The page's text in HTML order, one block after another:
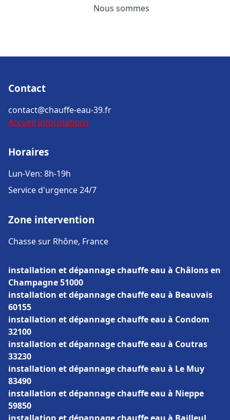
Nous sommes
Contact
contact@chauffe-eau-39.fr
Accueil Informations
Horaires
Lun-Ven: 8h-19h
Service d'urgence 24/7
Zone intervention
Chasse sur Rhône, France
installation et dépannage chauffe eau à Châlons en
Champagne 51000
installation et dépannage chauffe eau à Beauvais
60155
installation et dépannage chauffe eau à Condom
32100
installation et dépannage chauffe eau à Coutras
33230
installation et dépannage chauffe eau à Le Muy
83490
installation et dépannage chauffe eau à Nieppe
59850